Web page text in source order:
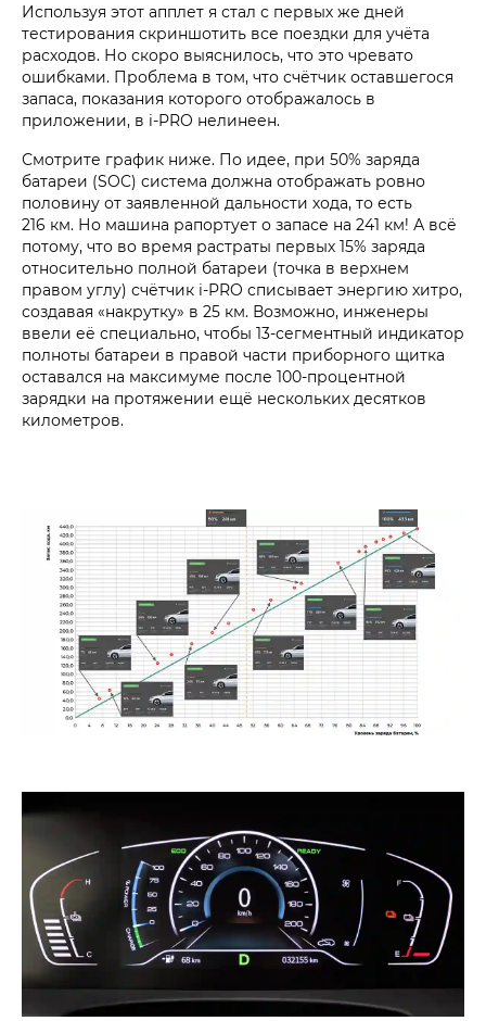
Используя этот апплет я стал с первых же дней
тестирования скриншотить все поездки для учёта
расходов. Но скоро выяснилось, что это чревато
ошибками. Проблема в том, что счётчик оставшегося
запаса, показания которого отображалось в
приложении, в i‑PRO нелинеен.
Смотрите график ниже. По идее, при 50% заряда
батареи (SOC) система должна отображать ровно
половину от заявленной дальности хода, то есть
216 км. Но машина рапортует о запасе на 241 км! А всё
потому, что во время растраты первых 15% заряда
относительно полной батареи (точка в верхнем
правом углу) счётчик i‑PRO списывает энергию хитро,
создавая «накрутку» в 25 км. Возможно, инженеры
ввели её специально, чтобы 13-сегментный индикатор
полноты батареи в правой части приборного щитка
оставался на максимуме после 100-процентной
зарядки на протяжении ещё нескольких десятков
километров.